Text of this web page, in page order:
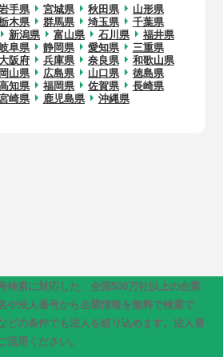
手県 宮城県 秋田県
山形県
木県 群馬県 埼玉県
千葉県
新潟県 富山県 石川県
福井県
阜県 静岡県 愛知県
三重県
阪府 兵庫県 奈良県
和歌山県
岡山県 広島県 山口県
徳島県
知県 福岡県 佐賀県
長崎県
崎県 鹿児島県 沖縄県
索に対応した、全国500万社以上の企業
や法人番号から企業情報を無料で検索で
どの条件でも法人を絞り込めます。法人番
用ください。